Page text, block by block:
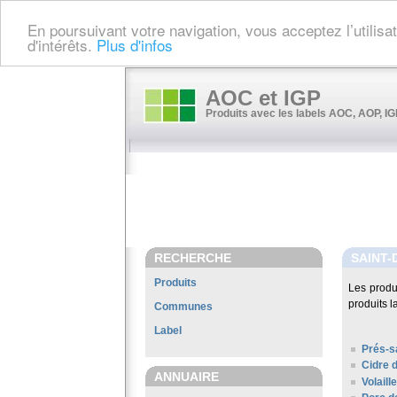
En poursuivant votre navigation, vous acceptez
d'intérêts. Plus d'infos
AOC et IGP
Produits avec les labels AOC, AOP,
RECHERCHE
Produits
Communes
Label
ANNUAIRE
SAINT-
Les
produits
Prés-
Cidre